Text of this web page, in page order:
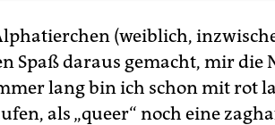
(weiblich,
Spaß daraus gemacht, mir die
lang bin ich schon mit rot
als „queer“ noch eine